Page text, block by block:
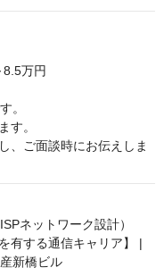
万円
。
す。
、ご面談時にお伝えしま